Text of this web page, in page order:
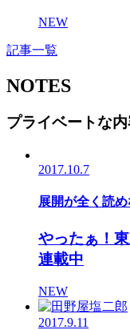
NEW
記事一覧
NOTES
プライベートな
2017.10.7
展開が全く読
やったぁ！
連載中
NEW
2017.9.11